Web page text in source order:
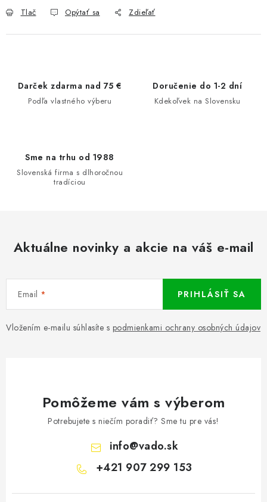
Tlač Opýtať sa Zdieľať
Darček zdarma nad 75 €
Podľa vlastného výberu
Doručenie do 1-2 dní
Kdekoľvek na Slovensku
Sme na trhu od 1988
Slovenská firma s dlhoročnou
tradíciou
Aktuálne novinky a akcie na váš e-mail
Email
Vložením e-mailu súhlasíte s podmienkami ochrany osobných údajov
PRIHLÁSIŤ SA
Pomôžeme vám s výberom
Potrebujete s niečím poradiť? Sme tu pre vás!
info@vado.sk
+421 907 299 153